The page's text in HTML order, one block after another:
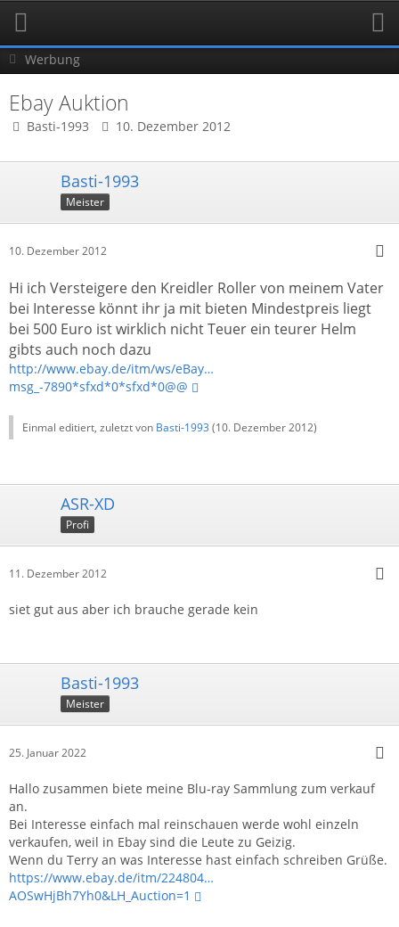
Werbung
Ebay Auktion
Basti-1993 10. Dezember 2012
Basti-1993
Meister
10. Dezember 2012
Hi ich Versteigere den Kreidler Roller von meinem Vater
bei Interesse könnt ihr ja mit bieten Mindestpreis liegt
bei 500 Euro ist wirklich nicht Teuer ein teurer Helm
gibts auch noch dazu
http://www.ebay.de/itm/ws/eBay…
msg_-7890*sfxd*0*sfxd*0@@
Einmal editiert, zuletzt von Basti-1993 (10. Dezember 2012)
ASR-XD
Profi
11. Dezember 2012
siet gut aus aber ich brauche gerade kein
Basti-1993
Meister
25. Januar 2022
Hallo zusammen biete meine Blu-ray Sammlung zum verkauf
an.
Bei Interesse einfach mal reinschauen werde wohl einzeln
verkaufen, weil in Ebay sind die Leute zu Geizig.
Wenn du Terry an was Interesse hast einfach schreiben Grüße.
https://www.ebay.de/itm/224804…
AOSwHjBh7Yh0&LH_Auction=1